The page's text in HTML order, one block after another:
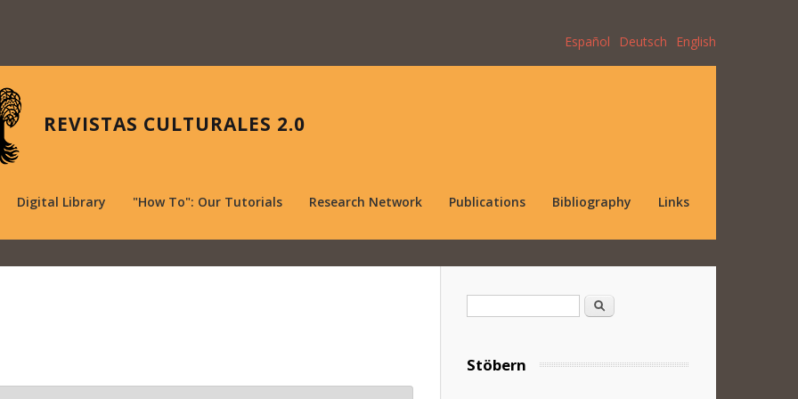
Español Deutsch English
REVISTAS CULTURALES 2.0
Digital Library "How To": Our Tutorials Research Network Publications Bibliography Links
Search
Stöbern